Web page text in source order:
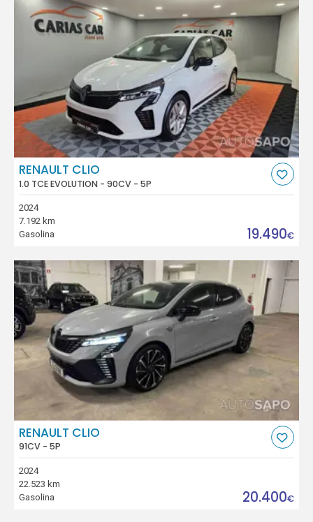
RENAULT CLIO
1.0 TCE EVOLUTION - 90CV - 5P
2024
7.192 km
Gasolina
19.490€
RENAULT CLIO
91CV - 5P
2024
22.523 km
Gasolina
20.400€